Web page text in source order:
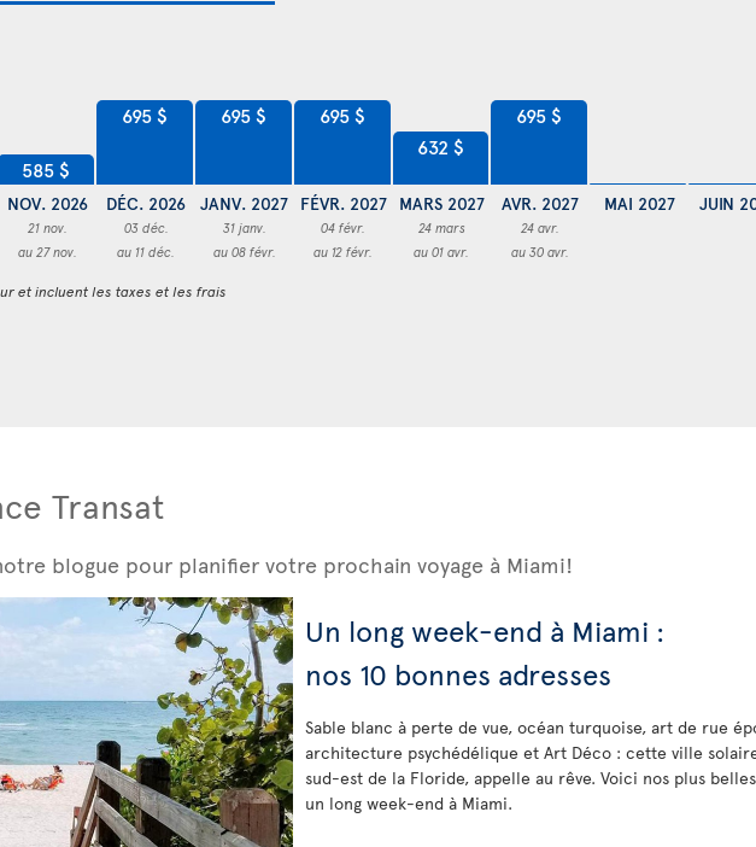
585 $
NOV. 2026
21 nov.
au 27 nov.
695 $
DÉC. 2026
03 déc.
au 11 déc.
695 $
JANV. 2027
31 janv.
au 08 févr.
695 $
FÉVR. 2027
04 févr.
au 12 févr.
632 $
MARS 2027
24 mars
au 01 avr.
695 $
AVR. 2027
24 avr.
au 30 avr.
MAI 2027 JUIN
et incluent les taxes et les frais
Transat
blogue pour planifier votre prochain voyage à Miami!
Un long week-end à Miami :
nos 10 bonnes adresses
Sable blanc à perte de vue, océan turquoise, art de rue
architecture psychédélique et Art Déco : cette ville
sud-est de la Floride, appelle au rêve. Voici nos plus
un long week-end à Miami.